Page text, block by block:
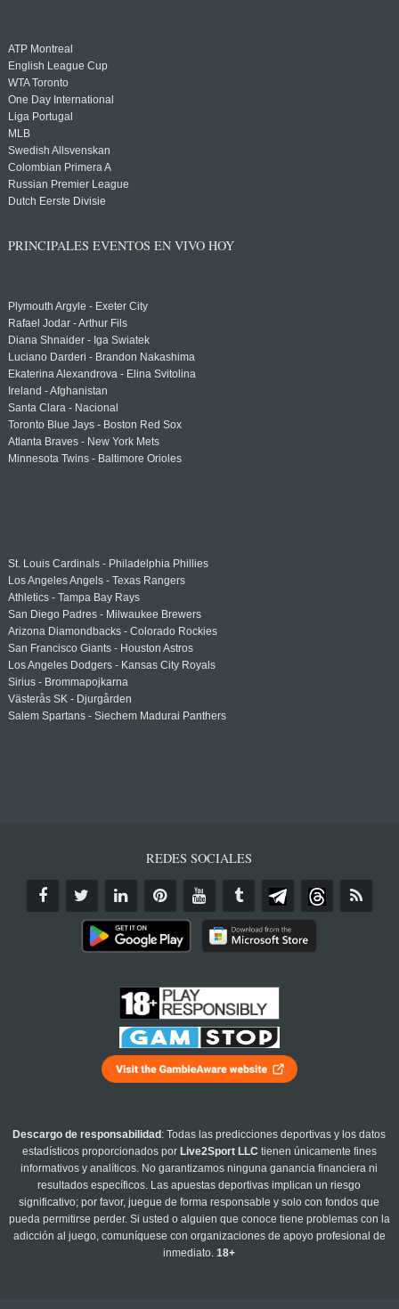
ATP Montreal
English League Cup
WTA Toronto
One Day International
Liga Portugal
MLB
Swedish Allsvenskan
Colombian Primera A
Russian Premier League
Dutch Eerste Divisie
PRINCIPALES EVENTOS EN VIVO HOY
Plymouth Argyle - Exeter City
Rafael Jodar - Arthur Fils
Diana Shnaider - Iga Swiatek
Luciano Darderi - Brandon Nakashima
Ekaterina Alexandrova - Elina Svitolina
Ireland - Afghanistan
Santa Clara - Nacional
Toronto Blue Jays - Boston Red Sox
Atlanta Braves - New York Mets
Minnesota Twins - Baltimore Orioles
St. Louis Cardinals - Philadelphia Phillies
Los Angeles Angels - Texas Rangers
Athletics - Tampa Bay Rays
San Diego Padres - Milwaukee Brewers
Arizona Diamondbacks - Colorado Rockies
San Francisco Giants - Houston Astros
Los Angeles Dodgers - Kansas City Royals
Sirius - Brommapojkarna
Västerås SK - Djurgården
Salem Spartans - Siechem Madurai Panthers
REDES SOCIALES
Descargo de responsabilidad : Todas las predicciones deportivas y los datos
estadísticos proporcionados por Live2Sport LLC tienen únicamente fines
informativos y analíticos. No garantizamos ninguna ganancia financiera ni
resultados específicos. Las apuestas deportivas implican un riesgo
significativo; por favor, juegue de forma responsable y solo con fondos que
pueda permitirse perder. Si usted o alguien que conoce tiene problemas con la
adicción al juego, comuníquese con organizaciones de apoyo profesional de
inmediato.18+